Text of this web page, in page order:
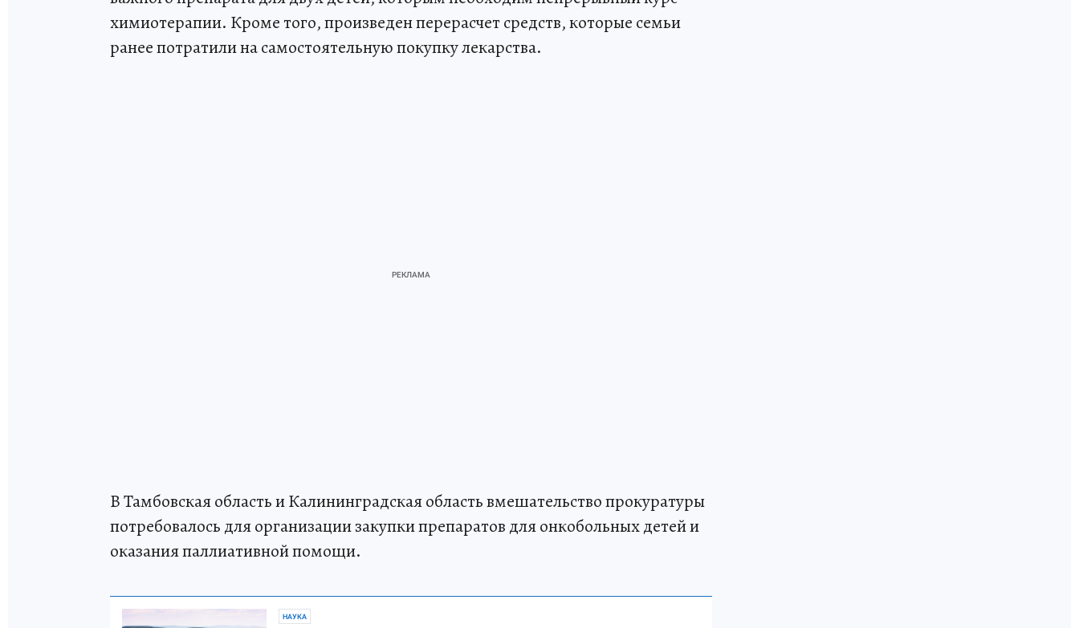
химиотерапии. Кроме того, произведен перерасчет средств, которые семьи
ранее потратили на самостоятельную покупку лекарства.
В Тамбовская область и Калининградская область вмешательство прокуратуры
потребовалось для организации закупки препаратов для онкобольных детей и
оказания паллиативной помощи.
НАУКА